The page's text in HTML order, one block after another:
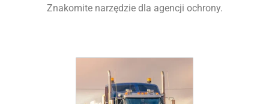
Znakomite narzędzie dla agencji ochrony.